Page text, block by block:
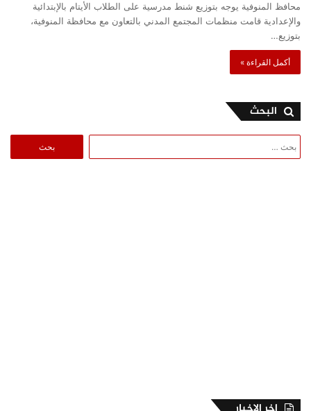
محافظ المنوفية يوجه بتوزيع شنط مدرسية على الطلاب الأيتام بالإبتدائية
والإعدادية قامت منظمات المجتمع المدني بالتعاون مع محافظة المنوفية،
بتوزيع…
أكمل القراءة »
البحث
عن: